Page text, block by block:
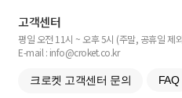
고객센터
평일 오전 11시 ~ 오후 5시 (주말, 공휴일 제
E-mail : info@croket.co.kr
크로켓 고객센터 문의 FAQ